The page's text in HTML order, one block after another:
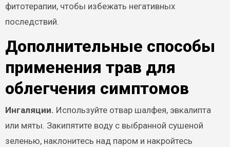
фитотерапии, чтобы избежать негативных
последствий.
Дополнительные способы
применения трав для
облегчения симптомов
Ингаляции. Используйте отвар шалфея, эвкалипта
или мяты. Закипятите воду с выбранной сушеной
зеленью, наклонитесь над паром и накройтесь